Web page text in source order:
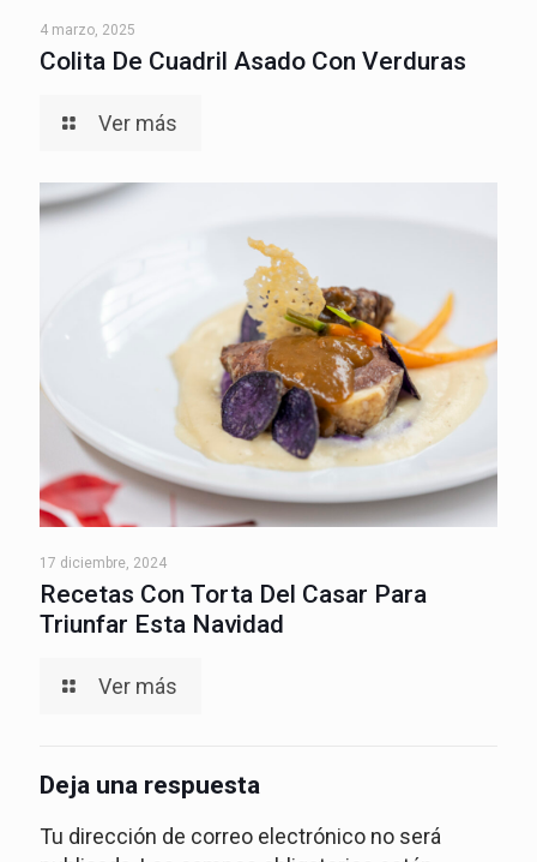
4 marzo, 2025
Colita De Cuadril Asado Con Verduras
Ver más
17 diciembre, 2024
Recetas Con Torta Del Casar Para
Triunfar Esta Navidad
Ver más
Deja una respuesta
Tu dirección de correo electrónico no será